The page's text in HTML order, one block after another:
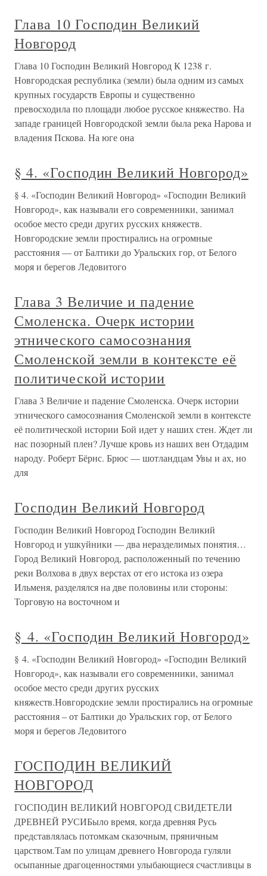
Глава 10 Господин Великий
Новгород
Глава 10 Господин Великий Новгород К 1238 г.
Новгородская республика (земли) была одним из самых
крупных государств Европы и существенно
превосходила по площади любое русское княжество. На
западе границей Новгородской земли была река Нарова и
владения Пскова. На юге она
§ 4. «Господин Великий Новгород»
§ 4. «Господин Великий Новгород» «Господин Великий
Новгород», как называли его современники, занимал
особое место среди других русских княжеств.
Новгородские земли простирались на огромные
расстояния — от Балтики до Уральских гор, от Белого
моря и берегов Ледовитого
Глава 3 Величие и падение
Смоленска. Очерк истории
этнического самосознания
Смоленской земли в контексте её
политической истории
Глава 3 Величие и падение Смоленска. Очерк истории
этнического самосознания Смоленской земли в контексте
её политической истории Бой идет у наших стен. Ждет ли
нас позорный плен? Лучше кровь из наших вен Отдадим
народу. Роберт Бёрнс. Брюс — шотландцам Увы и ах, но
для
Господин Великий Новгород
Господин Великий Новгород Господин Великий
Новгород и ушкуйники — два неразделимых понятия…
Город Великий Новгород, расположенный по течению
реки Волхова в двух верстах от его истока из озера
Ильменя, разделялся на две половины или стороны:
Торговую на восточном и
§ 4. «Господин Великий Новгород»
§ 4. «Господин Великий Новгород» «Господин Великий
Новгород», как называли его современники, занимал
особое место среди других русских
княжеств.Новгородские земли простирались на огромные
расстояния – от Балтики до Уральских гор, от Белого
моря и берегов Ледовитого
ГОСПОДИН ВЕЛИКИЙ
НОВГОРОД
ГОСПОДИН ВЕЛИКИЙ НОВГОРОД СВИДЕТЕЛИ
ДРЕВНЕЙ РУСИБыло время, когда древняя Русь
представлялась потомкам сказочным, пряничным
царством.Там по улицам древнего Новгорода гуляли
осыпанные драгоценностями улыбающиеся счастливцы в